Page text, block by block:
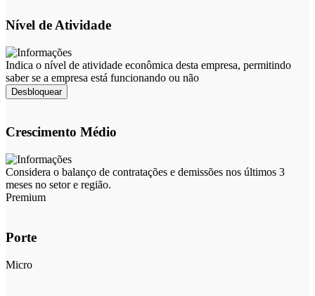
Nível de Atividade
Indica o nível de atividade econômica desta empresa, permitindo
saber se a empresa está funcionando ou não
Desbloquear
Crescimento Médio
Considera o balanço de contratações e demissões nos últimos 3
meses no setor e região.
Premium
Porte
Micro